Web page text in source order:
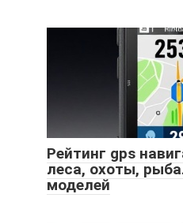
Рейтинг gps
леса, охоты,
моделей